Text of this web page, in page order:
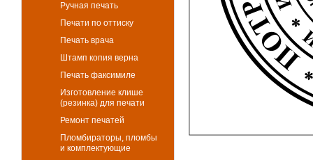
Ручная печать
Печати по оттиску
Печать врача
Штамп копия верна
Печать факсимиле
Изготовление клише
(резинка) для печати
Ремонт печатей
Пломбираторы, пломбы
и комплектующие